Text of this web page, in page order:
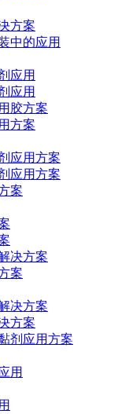
方案
中的应用
应用
应用
胶方案
方案
应用方案
应用方案
案
决方案
案
决方案
方案
剂应用方案
用